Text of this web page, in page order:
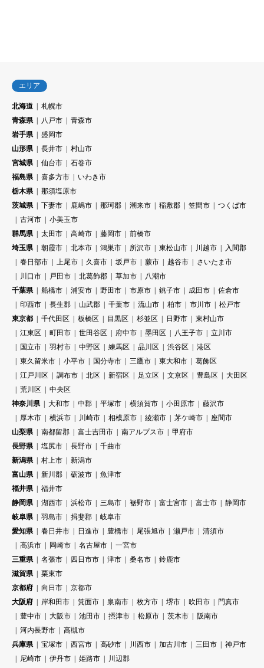
エリア
北海道
札幌市
青森県
八戸市
青森市
岩手県
盛岡市
山形県
長井市
村山市
宮城県
仙台市
石巻市
福島県
喜多方市
いわき市
栃木県
那須塩原市
茨城県
下妻市 鹿嶋市 那珂郡 潮来市 稲敷郡 笠間市
つくば市
古河市
小美玉市
群馬県
太田市 高崎市 藤岡市
前橋市
埼玉県
朝霞市 北本市 鴻巣市 所沢市 東松山市 川越市
入間郡
春日部市
上尾市 久喜市 坂戸市 蕨市 越谷市
さいたま市
川口市
戸田市 北葛飾郡 草加市
八潮市
千葉県
船橋市 浦安市 野田市 市原市 銚子市 成田市
佐倉市
印西市
長生郡 山武郡 千葉市 流山市 柏市 市川市
松戸市
東京都
千代田区 板橋区 目黒区 杉並区 日野市
東村山市
江東区
町田市 世田谷区 府中市 墨田区 八王子市
立川市
国立市
羽村市 中野区 練馬区 品川区 渋谷区
港区
東久留米市
小平市 国分寺市 三鷹市 東大和市
葛飾区
江戸川区
調布市 北区 新宿区 足立区 文京区 豊島区
大田区
荒川区
中央区
神奈川県
大和市 中郡 平塚市 横須賀市 小田原市
藤沢市
厚木市
横浜市 川崎市 相模原市 綾瀬市 茅ケ崎市
座間市
山梨県
南都留郡 富士吉田市 南アルプス市
甲府市
長野県
塩尻市 長野市
千曲市
新潟県
村上市
新潟市
富山県
新川郡 砺波市
魚津市
福井県
福井市
静岡県
湖西市 浜松市 三島市 裾野市 富士宮市 富士市
静岡市
岐阜県
羽島市 揖斐郡
岐阜市
愛知県
春日井市 日進市 豊橋市 尾張旭市 瀬戸市
清須市
高浜市
岡崎市 名古屋市
一宮市
三重県
名張市 四日市市 津市 桑名市
鈴鹿市
滋賀県
栗東市
京都府
向日市
京都市
大阪府
岸和田市 箕面市 泉南市 枚方市 堺市 吹田市
門真市
豊中市
大阪市 池田市 摂津市 松原市 茨木市
阪南市
河内長野市
高槻市
兵庫県
宝塚市 西宮市 高砂市 川西市 加古川市 三田市
神戸市
尼崎市
伊丹市 姫路市
川辺郡